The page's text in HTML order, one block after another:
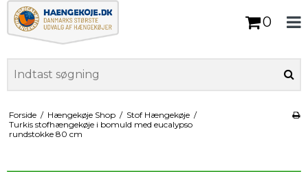
0
Forside / Hængekøje Shop / Stof Hængekøje /
Turkis stofhængekøje i bomuld med eucalypso
rundstokke 80 cm